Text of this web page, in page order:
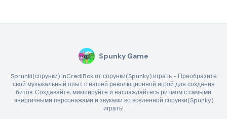
Spunky Game
Sprunki(спрунки) InCrediBox от спрунки(Spunky) играть - Преобразите
свой музыкальный опыт с нашей революционной игрой для создания
битов. Создавайте, микшируйте и наслаждайтесь ритмом с самыми
энергичными персонажами и звуками во вселенной спрунки(Spunky)
играть!